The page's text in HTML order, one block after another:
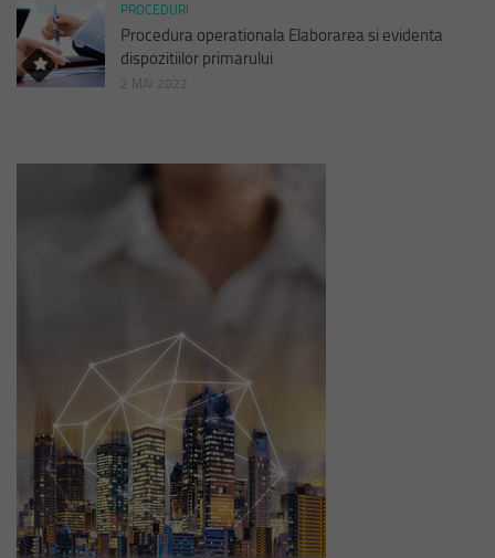
PROCEDURI
Procedura operationala Elaborarea si evidenta
dispozitiilor primarului
2 MAI 2022